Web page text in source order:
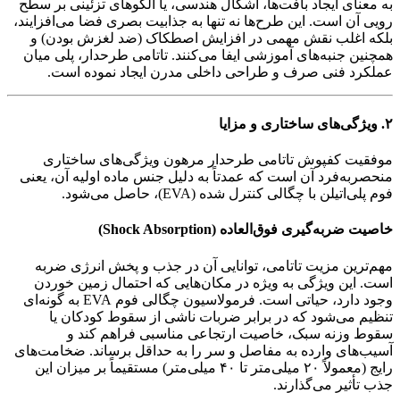
به معنای ایجاد بافت‌ها، اشکال هندسی، یا الگوهای تزئینی بر سطح
رویی آن است. این طرح‌ها نه تنها به جذابیت بصری فضا می‌افزایند،
بلکه اغلب نقش مهمی در افزایش اصطکاک (ضد لغزش بودن) و
همچنین جنبه‌های آموزشی ایفا می‌کنند. تاتامی طرحدار، پلی میان
عملکرد فنی صرف و طراحی داخلی مدرن ایجاد نموده است.
۲. ویژگی‌های ساختاری و مزایا
موفقیت کفپوش تاتامی طرحدار مرهون ویژگی‌های ساختاری
منحصربه‌فرد آن است که عمدتاً به دلیل جنس ماده اولیه آن، یعنی
فوم پلی‌اتیلن با چگالی کنترل شده (EVA)، حاصل می‌شود.
خاصیت ضربه‌گیری فوق‌العاده (Shock Absorption)
مهم‌ترین مزیت تاتامی، توانایی آن در جذب و پخش انرژی ضربه
است. این ویژگی به ویژه در مکان‌هایی که احتمال زمین خوردن
وجود دارد، حیاتی است. فرمولاسیون چگالی فوم EVA به گونه‌ای
تنظیم می‌شود که در برابر ضربات ناشی از سقوط کودکان یا
سقوط وزنه سبک، خاصیت ارتجاعی مناسبی فراهم کند و
آسیب‌های وارده به مفاصل و سر را به حداقل برساند. ضخامت‌های
رایج (معمولاً ۲۰ میلی‌متر تا ۴۰ میلی‌متر) مستقیماً بر میزان این
جذب تأثیر می‌گذارند.